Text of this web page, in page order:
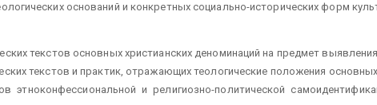
оснований и конкретных социально-исторических форм
текстов основных христианских деноминаций на предмет
текстов и практик, отражающих теологические положения
этноконфессиональной и религиозно-политической